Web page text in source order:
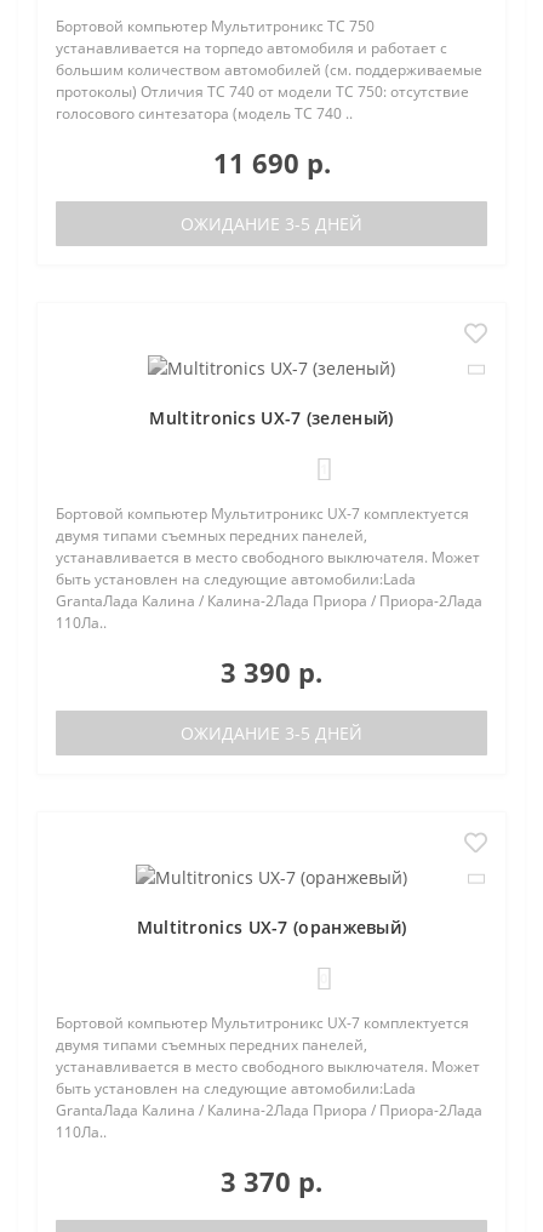
Бортовой компьютер Мультитроникс TC 750
устанавливается на торпедо автомобиля и работает с
большим количеством автомобилей (см. поддерживаемые
протоколы) Отличия TC 740 от модели TC 750: отсутствие
голосового синтезатора (модель TC 740 ..
11 690 р.
ОЖИДАНИЕ 3-5 ДНЕЙ
Multitronics UX-7 (зеленый)
Бортовой компьютер Мультитроникс UX-7 комплектуется
двумя типами съемных передних панелей,
устанавливается в место свободного выключателя. Может
быть установлен на следующие автомобили:Lada
GrantaЛада Калина / Калина-2Лада Приора / Приора-2Лада
110Ла..
3 390 р.
ОЖИДАНИЕ 3-5 ДНЕЙ
Multitronics UX-7 (оранжевый)
Бортовой компьютер Мультитроникс UX-7 комплектуется
двумя типами съемных передних панелей,
устанавливается в место свободного выключателя. Может
быть установлен на следующие автомобили:Lada
GrantaЛада Калина / Калина-2Лада Приора / Приора-2Лада
110Ла..
3 370 р.